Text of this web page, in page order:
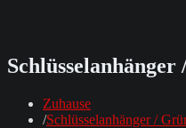
Zuhause
Schlüsselanhänger /